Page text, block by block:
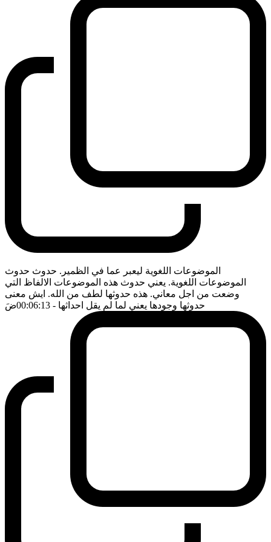
الموضوعات اللغوية ليعبر عما في الظمير. حدوث حدوث
الموضوعات اللغوية. يعني حدوث هذه الموضوعات الالفاظ التي
وضعت من اجل معاني. هذه حدوثها لطف من الله. ايش معنى
حدوثها وجودها يعني لما لم يقل احداثها - 00:06:13 ضَ